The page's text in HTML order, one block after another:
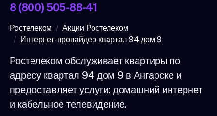
8 (800) 505-88-41
Ростелеком
Акции Ростелеком
Интернет-провайдер квартал 94 дом 9
Ростелеком обслуживает квартиры по
адресу квартал 94 дом 9 в Ангарске и
предоставляет услуги: домашний интернет
и кабельное телевидение.